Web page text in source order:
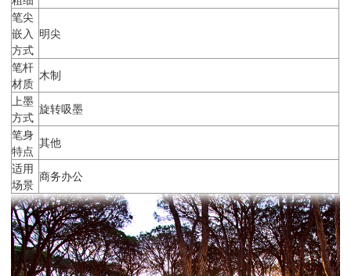
笔尖
嵌入
方式
明尖
笔杆
材质
木制
上墨
方式
旋转吸墨
笔身
特点
其他
适用
场景
商务办公